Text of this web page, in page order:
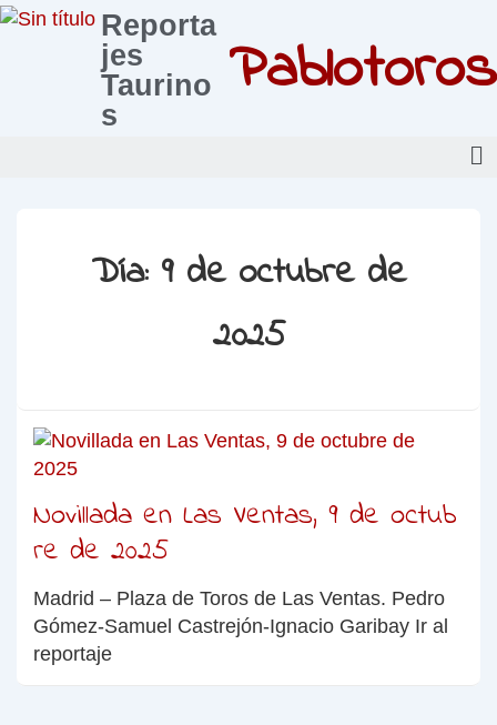
Reporta
jes
Taurino
s
Pablotoros
Día: 9 de octubre de
2025
Novillada en Las Ventas, 9 de octub
re de 2025
Madrid – Plaza de Toros de Las Ventas. Pedro
Gómez-Samuel Castrejón-Ignacio Garibay Ir al
reportaje